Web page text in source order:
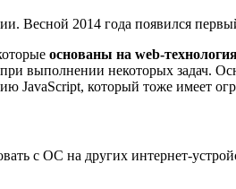
Весной 2014 года появился
основаны на web-
выполнении некоторых задач.
JavaScript, который тоже имеет
с ОС на других интернет-